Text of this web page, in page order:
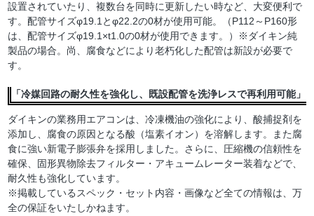
設置されていたり、複数台を同時に更新したい時など、大変便利で
す。配管サイズφ19.1とφ22.2の0材が使用可能。（P112～P160形
は、配管サイズφ19.1×t1.0の0材が使用できます。）※ダイキン純
製品の場合。尚、腐食などにより老朽化した配管は新設が必要で
す。
「冷媒回路の耐久性を強化し、既設配管を洗浄レスで再利用可能」
ダイキンの業務用エアコンは、冷凍機油の強化により、酸捕捉剤を
添加し、腐食の原因となる酸（塩素イオン）を溶解します。また腐
食に強い新電子膨張弁を採用しました。さらに、圧縮機の信頼性を
確保、固形異物除去フィルター・アキュームレーター装着などで、
耐久性も強化しています。
※掲載しているスペック・セット内容・画像など全ての情報は、万
全の保証をいたしかねます。